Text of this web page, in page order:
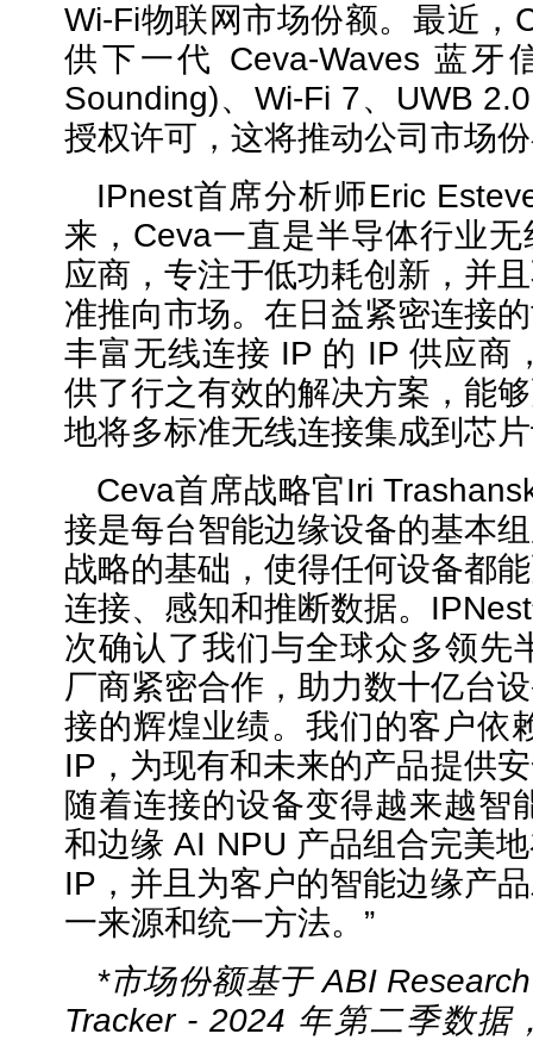
Wi-Fi物联网市场份额。最近，
供下一代 Ceva-Waves 蓝牙
Sounding)、Wi-Fi 7、UWB
授权许可，这将推动公司市场
IPnest首席分析师Eric
来，Ceva一直是半导体行业
应商，专注于低功耗创新，并
准推向市场。在日益紧密连接
丰富无线连接 IP 的 IP 供应商
供了行之有效的解决方案，能
地将多标准无线连接集成到芯
Ceva首席战略官Iri
接是每台智能边缘设备的基本
战略的基础，使得任何设备都
连接、感知和推断数据。
次确认了我们与全球众多领先
厂商紧密合作，助力数十亿台
接的辉煌业绩。我们的客户依
IP，为现有和未来的产品提供
随着连接的设备变得越来越智
和边缘 AI NPU 产品组合完美
IP，并且为客户的智能边缘产
一来源和统一方法。”
*市场份额基于ABI
Tracker - 2024 年第二季数据